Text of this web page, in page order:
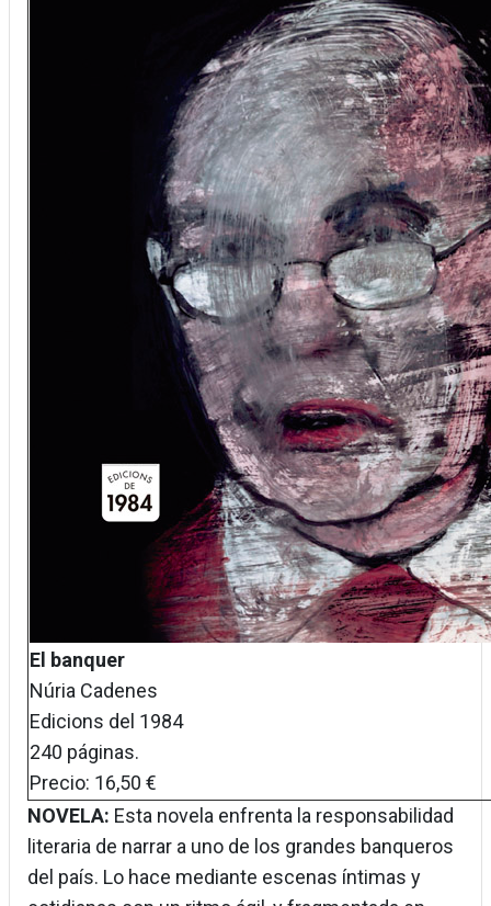
El banquer
Núria Cadenes
Edicions del 1984
240 páginas.
Precio: 16,50 €
NOVELA: Esta novela enfrenta la responsabilidad
literaria de narrar a uno de los grandes banqueros
del país. Lo hace mediante escenas íntimas y